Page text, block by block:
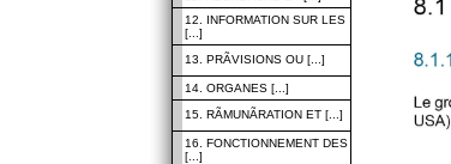
12. INFORMATION SUR LES
[...]
13. PRÃVISIONS OU [...]
14. ORGANES [...]
15. RÃMUNÃRATION ET [...]
16. FONCTIONNEMENT DES
[...]